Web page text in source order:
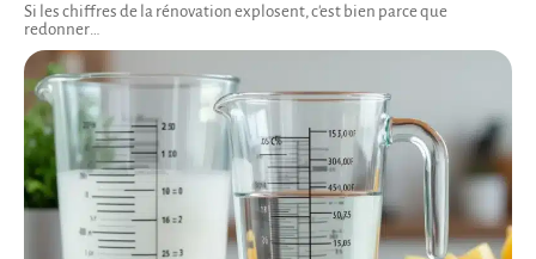
Si les chiffres de la rénovation explosent, c'est bien parce que
redonner